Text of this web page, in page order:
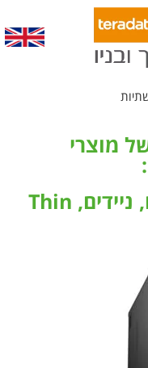
מוצרי
תחנות עבודה, טאבלטים, ניידים, Thin